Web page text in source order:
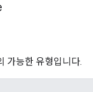
가능한 유형입니다.